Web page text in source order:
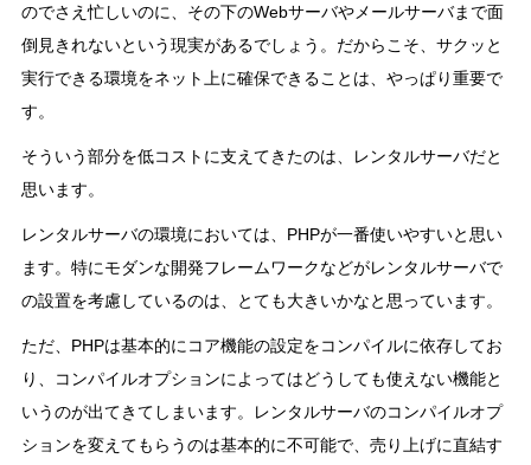
のでさえ忙しいのに、その下のWebサーバやメールサーバまで面
倒見きれないという現実があるでしょう。だからこそ、サクッと
実行できる環境をネット上に確保できることは、やっぱり重要で
す。
そういう部分を低コストに支えてきたのは、レンタルサーバだと
思います。
レンタルサーバの環境においては、PHPが一番使いやすいと思い
ます。特にモダンな開発フレームワークなどがレンタルサーバで
の設置を考慮しているのは、とても大きいかなと思っています。
ただ、PHPは基本的にコア機能の設定をコンパイルに依存してお
り、コンパイルオプションによってはどうしても使えない機能と
いうのが出てきてしまいます。レンタルサーバのコンパイルオプ
ションを変えてもらうのは基本的に不可能で、売り上げに直結す